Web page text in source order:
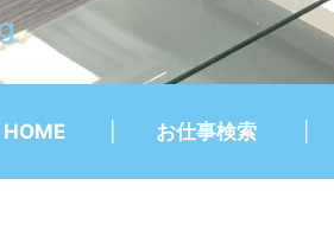
HOME お仕事検索